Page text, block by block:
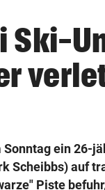
Ski-
ein 26-
Scheibbs) auf
Piste